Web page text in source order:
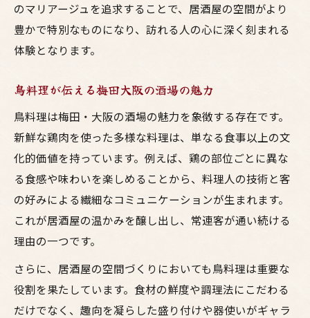
のマリアージュを追求することで、居酒屋の空間がより
豊かで特別なものになり、訪れる人の心に深く刻まれる
体験となります。
鳥料理が伝える梅田大阪の酒場の魅力
鳥料理は梅田・大阪の酒場の魅力を象徴する存在です。
新鮮な鶏肉を使った多様な料理は、単なる食事以上の文
化的価値を持っています。例えば、鶏の部位ごとに異な
る食感や味わいを楽しめることから、料理人の技術と客
の好みによる繊細なコミュニケーションが生まれます。
これが居酒屋の温かみを醸し出し、常連客が通い続ける
理由の一つです。
さらに、居酒屋の空間づくりにおいても鳥料理は重要な
役割を果たしています。食材の鮮度や調理法にこだわる
だけでなく、趣向を凝らした盛り付けや器使いがギャラ